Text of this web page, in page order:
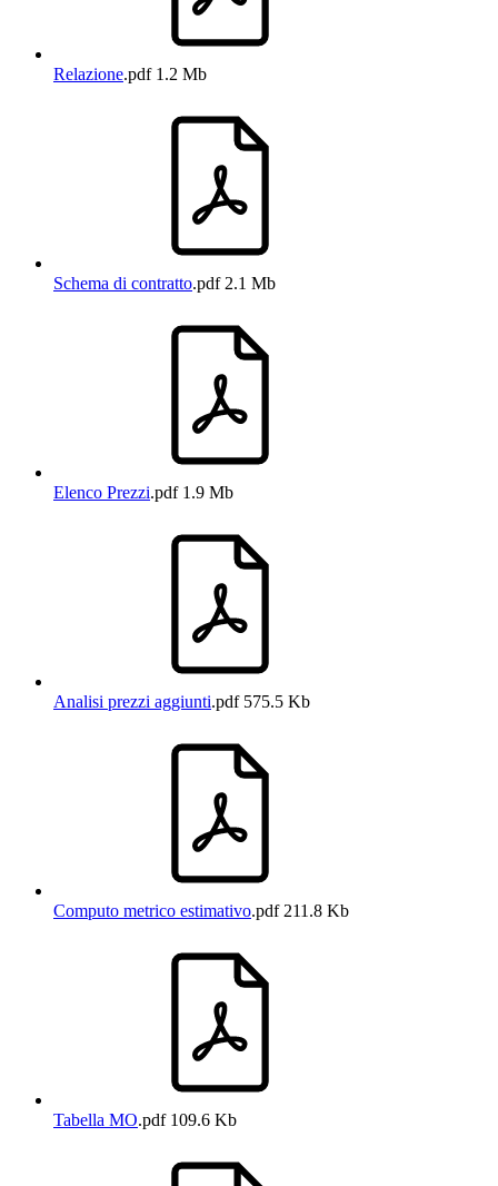
Relazione.pdf1.2 Mb
Schema di contratto.pdf2.1 Mb
Elenco Prezzi.pdf1.9 Mb
Analisi prezzi aggiunti.pdf575.5 Kb
Computo metrico estimativo.pdf211.8 Kb
Tabella MO.pdf109.6 Kb